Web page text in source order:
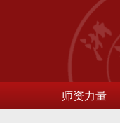
师资力量